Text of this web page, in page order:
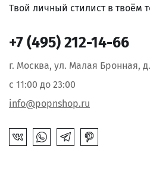
Твой личный стилист в твоём
+7 (495) 212-14-66
г. Москва, ул. Малая Бронная,
с 11:00 до 23:00
info@popnshop.ru